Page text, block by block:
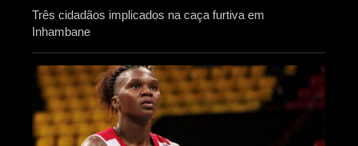
Três cidadãos implicados na caça furtiva em
Inhambane